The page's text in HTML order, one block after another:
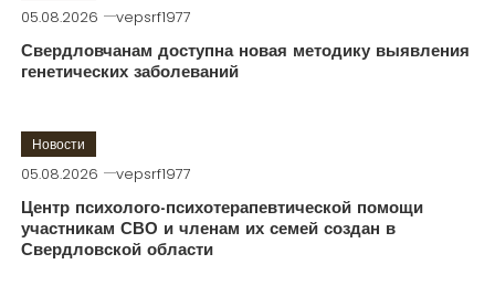
05.08.2026 vepsrf1977
Свердловчанам доступна новая методику выявления
генетических заболеваний
Новости
05.08.2026 vepsrf1977
Центр психолого-психотерапевтической помощи
участникам СВО и членам их семей создан в
Свердловской области